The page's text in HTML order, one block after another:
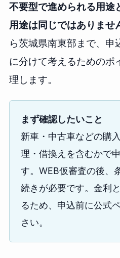
不要型で進められる用途
用途は同じではありませ
ら茨城県南東部まで、申
に分けて考えるためのポ
理します。
まず確認したいこと
新車・中古車などの購
理・借換えを含むかで
す。WEB仮審査の後、
続きが必要です。金利
るため、申込前に公式
さい。